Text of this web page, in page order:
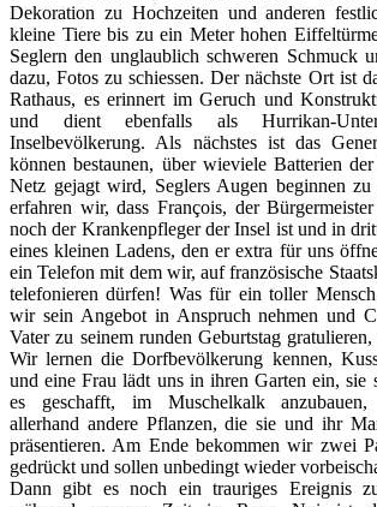
Dekoration zu Hochzeiten und anderen
kleine Tiere bis zu ein Meter hohen
Seglern den unglaublich schweren Schmuck
dazu, Fotos zu schiessen. Der nächste Ort ist
Rathaus, es erinnert im Geruch und
und dient ebenfalls als Hurrikan-
Inselbevölkerung. Als nächstes ist das
können bestaunen, über wieviele Batterien
Netz gejagt wird, Seglers Augen beginnen zu
erfahren wir, dass François, der
noch der Krankenpfleger der Insel ist und in
eines kleinen Ladens, den er extra für uns
ein Telefon mit dem wir, auf französische
telefonieren dürfen! Was für ein toller
wir sein Angebot in Anspruch nehmen und
Vater zu seinem runden Geburtstag
Wir lernen die Dorfbevölkerung kennen,
und eine Frau lädt uns in ihren Garten ein, sie
es geschafft, im Muschelkalk anzubauen,
allerhand andere Pflanzen, die sie und ihr
präsentieren. Am Ende bekommen wir zwei
gedrückt und sollen unbedingt wieder
Dann gibt es noch ein trauriges Ereignis